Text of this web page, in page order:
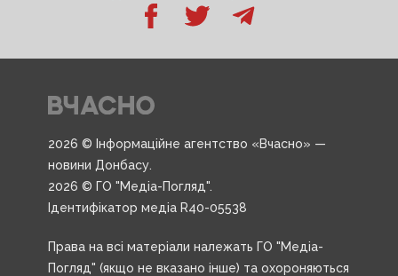
2026 © Інформаційне агентство «Вчасно» —
новини Донбасу.
2026 © ГО "Медіа-Погляд".
Ідентифікатор медіа R40-05538
Права на всі матеріали належать ГО "Медіа-
Погляд" (якщо не вказано інше) та охороняються